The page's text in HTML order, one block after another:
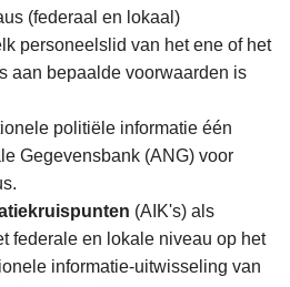
(federaal en lokaal)
personeelslid van het ene of het
aan bepaalde voorwaarden is
politiële informatie één
Gegevensbank (ANG) voor
(AIK's) als
federale en lokale niveau op het
informatie-uitwisseling van